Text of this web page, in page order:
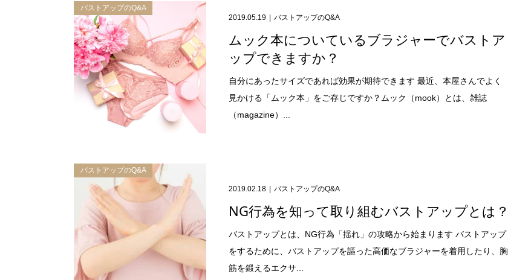
バストアップのQ&A
2019.05.19
バストアップのQ&A
ムック本についているブラジャーでバストア
ップできますか？
自分にあったサイズであれば効果が期待できます 最近、本屋さんでよく
見かける「ムック本」をご存じですか？ムック（mook）とは、雑誌
（magazine）...
バストアップのQ&A
2019.02.18 バストアップのQ&A
NG行為を知って取り組むバストアップとは？
バストアップとは、NG行為「揺れ」の攻略から始まります バストアップ
をするために、バストアップを謳った高価なブラジャーを着用したり、胸
筋を鍛えるエクサ...